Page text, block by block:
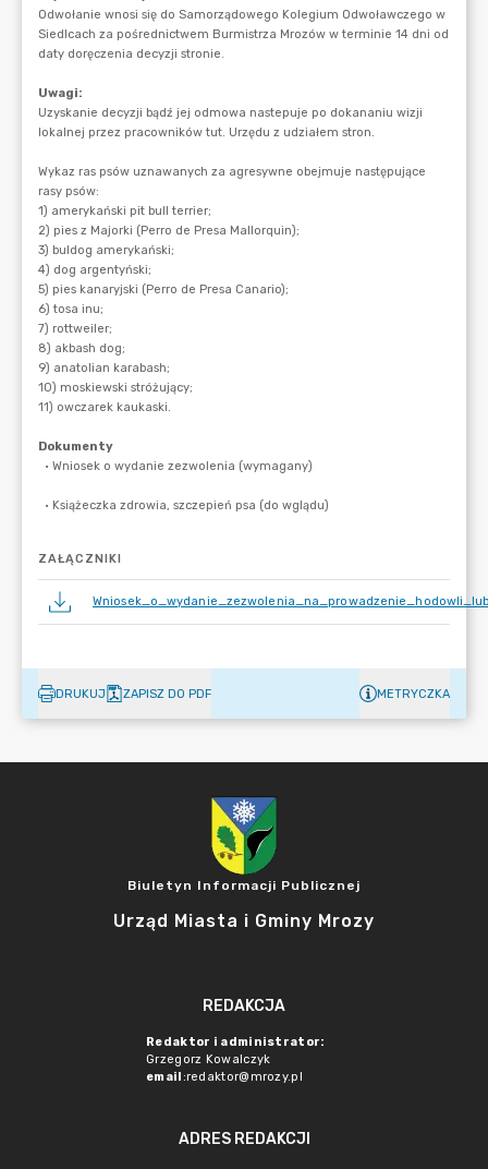
ZAŁĄCZNIKI
DRUKUJ ZAPISZ DO PDF METRYCZKA
Biuletyn Informacji Publicznej
Urząd Miasta i Gminy Mrozy
REDAKCJA
Redaktor i administrator:
Grzegorz Kowalczyk
email :redaktor@mrozy.pl
ADRES REDAKCJI